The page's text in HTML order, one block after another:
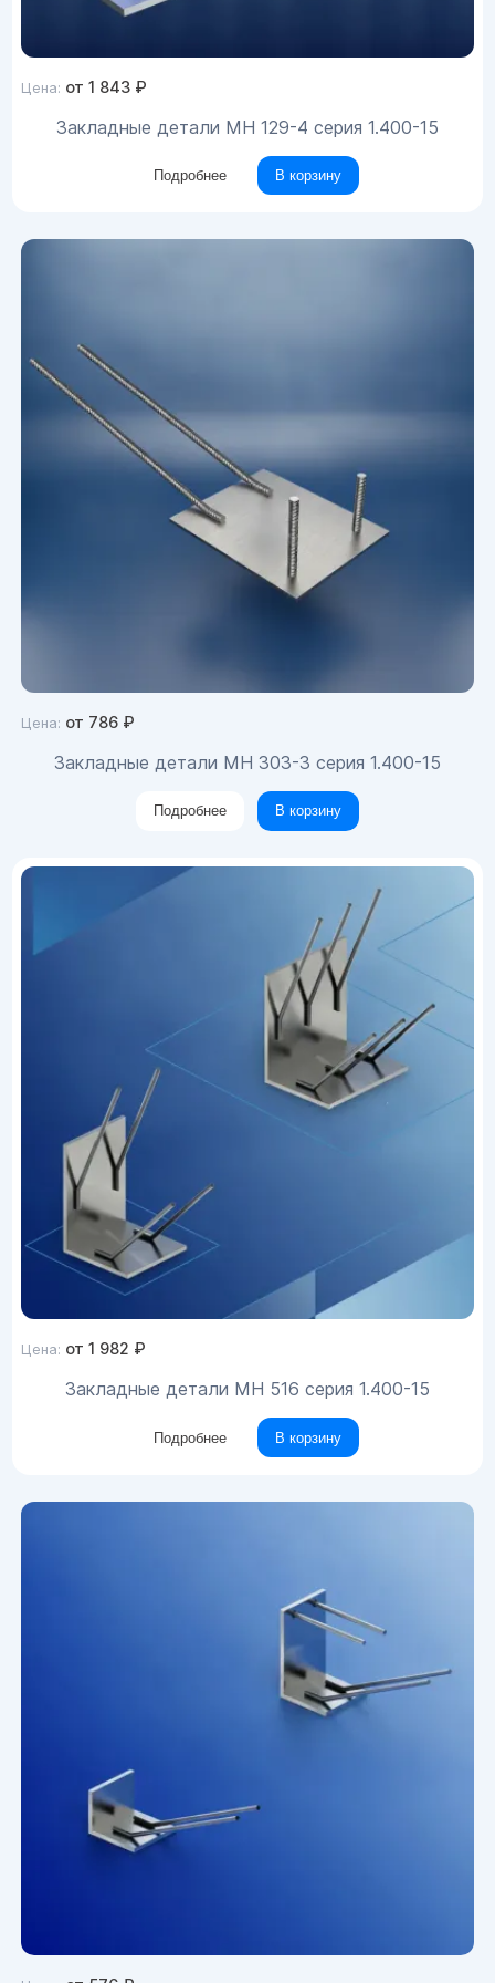
Цена: от1 843 ₽
Закладные детали МН 129-4 серия 1.400-15
Подробнее В корзину
Цена: от 786 ₽
Закладные детали МН 303-3 серия 1.400-15
Подробнее В корзину
Цена: от1 982 ₽
Закладные детали МН 516 серия 1.400-15
Подробнее В корзину